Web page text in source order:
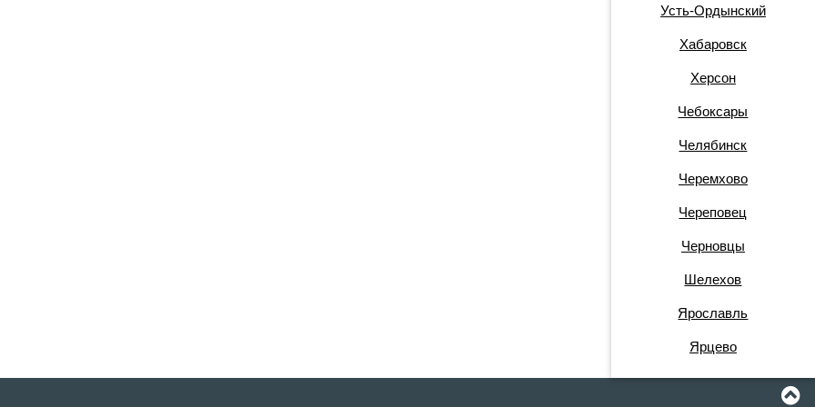
Усть-Ордынский
Хабаровск
Херсон
Чебоксары
Челябинск
Черемхово
Череповец
Черновцы
Шелехов
Ярославль
Ярцево